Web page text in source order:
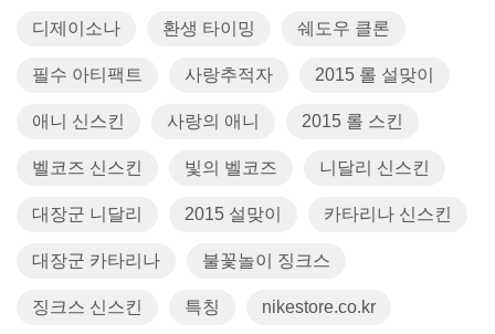
디제이소나 환생 타이밍 쉐도우 클론
필수 아티팩트 사랑추적자 2015 롤 설맞이
애니 신스킨 사랑의 애니 2015 롤 스킨
벨코즈 신스킨 빛의 벨코즈 니달리 신스킨
대장군 니달리 2015 설맞이 카타리나 신스킨
대장군 카타리나 불꽃놀이 징크스
징크스 신스킨 특칭 nikestore.co.kr